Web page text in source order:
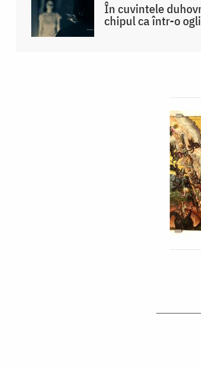
În cuvintele
chipul ca într-o